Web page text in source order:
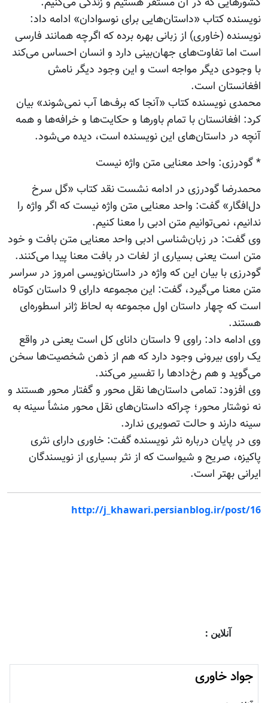
نویسنده کتاب «داستان‌هایی برای نوسوادان» ادامه داد:
نویسنده (خاوری) از زبانی بهره برده که اگرچه همانند فارسی
است اما تفاوت‌های جهان‌بینی دارد و انسان احساس می‌کند
با وجودی دیگر مواجه است و این وجود دیگر نامش
افغانستان است.
محمدی‌ نویسنده کتاب «آنجا که برف‌ها آب نمی‌شوند» بیان
کرد: افغانستان با تمام باورها و حکایت‌ها و خرافه‌ها و همه
آنچه در داستان‌های این نویسنده است، دیده می‌شود.
* گودرزی: واحد معنایی متن واژه نیست
محمدرضا گودرزی در ادامه نشست نقد کتاب «گل سرخ
دل‌افگار» گفت: واحد معنایی متن واژه نیست که اگر واژه را
ندانیم، نمی‌توانیم متن ادبی را معنا کنیم.
وی گفت: در زبان‌شناسی ادبی واحد معنایی متن بافت و خود
متن است یعنی بسیاری از لغات در بافت معنا پیدا می‌کنند.
گودرزی با بیان این که واژه در داستان‌نویسی امروز در سراسر
متن معنا می‌گیرد، گفت: این مجموعه دارای 9 داستان کوتاه
است که چهار داستان اول مجموعه به لحاظ ژانر اسطوره‌ای
هستند.
وی ادامه داد: راوی 9 داستان دانای کل است یعنی در واقع
یک راوی بیرونی وجود دارد که هم از ذهن شخصیت‌ها سخن
می‌گوید و هم رخ‌دادها را تفسیر می‌کند.
وی افزود: تمامی داستان‌ها نقل محور و گفتار محور هستند و
نه نوشتار محور؛ چراکه داستان‌های نقل محور منشأ سینه به
سینه دارند و حالت تصویری ندارد.
وی در پایان درباره نثر نویسنده گفت: خاوری دارای نثری
پاکیزه، صریح و شیواست که از نثر بسیاری از نویسندگان
ایرانی بهتر است.
آنلاین :
http://j_khawari.persianblog.ir/post/16
جواد خاوری